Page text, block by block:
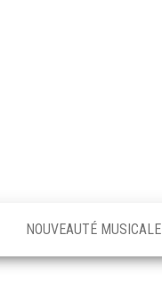
NOUVEAUTÉ MUSICALE